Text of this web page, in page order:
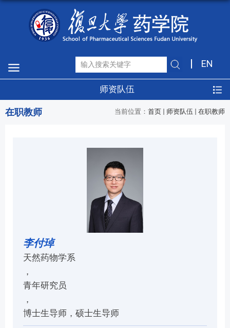
EN
师资队伍
当前位置： 首页 师资队伍 在职教师
在职教师
李付琸
天然药物学系
，
青年研究员
，
博士生导师，硕士生导师